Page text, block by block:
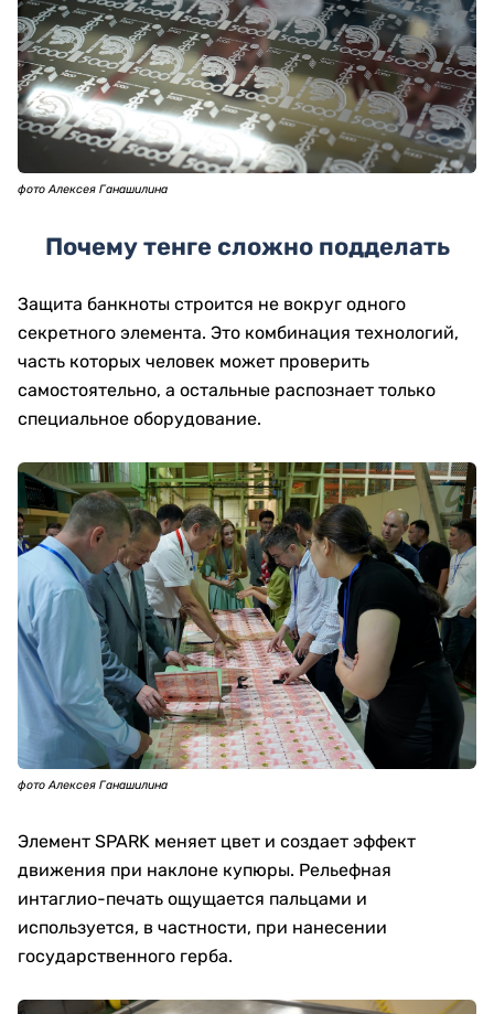
фото Алексея Ганашилина
Почему тенге сложно подделать
Защита банкноты строится не вокруг одного
секретного элемента. Это комбинация технологий,
часть которых человек может проверить
самостоятельно, а остальные распознает только
специальное оборудование.
фото Алексея Ганашилина
Элемент SPARK меняет цвет и создает эффект
движения при наклоне купюры. Рельефная
интаглио-печать ощущается пальцами и
используется, в частности, при нанесении
государственного герба.